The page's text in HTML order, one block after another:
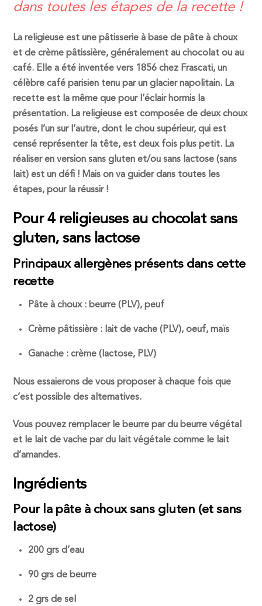
dans toutes les étapes de la recette !
Lareligieuse est une pâtisserie à base de pâte à choux
et de crème pâtissière, généralement au chocolat ou au
café. Elle a été inventée vers 1856 chez Frascati, un
célèbre café parisien tenu par un glacier napolitain. La
recette est la même que pour l’éclair hormis la
présentation. La religieuse est composée de deux choux
posés l’un sur l’autre, dont le chou supérieur, qui est
censé représenter la tête, est deux fois plus petit. La
réaliser en versionsans gluten et/ousans lactose (sans
lait) est un défi ! Mais on va guider dans toutes les
étapes, pour la réussir !
Pour 4 religieuses au chocolat sans
gluten, sans lactose
Principaux allergènes présents dans cette
recette
Pâte à choux : beurre (PLV), peuf
Crème pâtissière : lait de vache (PLV), oeuf, maïs
Ganache : crème (lactose, PLV)
Nous essaierons de vous proposer à chaque fois que
c’est possible des alternatives.
Vous pouvez remplacer le beurre par du beurre végétal
et le lait de vache par du lait végétale comme le lait
d’amandes.
Ingrédients
Pour la pâte à choux sans gluten (et sans
lactose)
200 grs d’eau
90 grs de beurre
2 grs de sel